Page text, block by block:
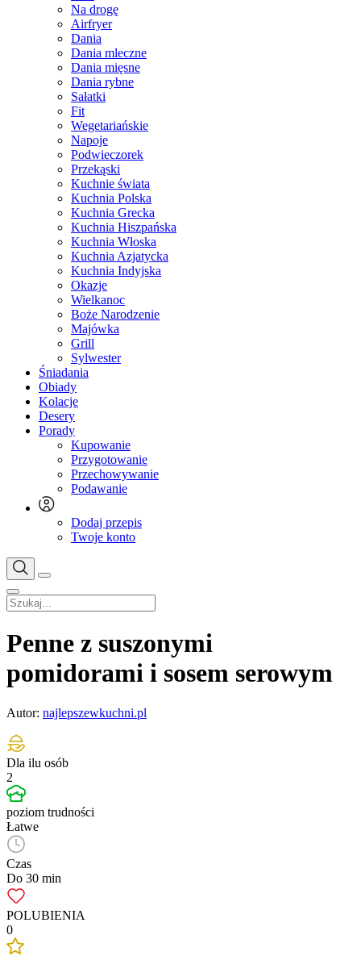
Na drogę
Airfryer
Dania
Dania mleczne
Dania mięsne
Dania rybne
Sałatki
Fit
Wegetariańskie
Napoje
Podwieczorek
Przekąski
Kuchnie świata
Kuchnia Polska
Kuchnia Grecka
Kuchnia Hiszpańska
Kuchnia Włoska
Kuchnia Azjatycka
Kuchnia Indyjska
Okazje
Wielkanoc
Boże Narodzenie
Majówka
Grill
Sylwester
Śniadania
Obiady
Kolacje
Desery
Porady
Kupowanie
Przygotowanie
Przechowywanie
Podawanie
Dodaj przepis
Twoje konto
Penne z suszonymi
pomidorami i sosem serowym
Autor: najlepszewkuchni.pl
Dla ilu osób
2
poziom trudności
Łatwe
Czas
Do 30 min
POLUBIENIA
0